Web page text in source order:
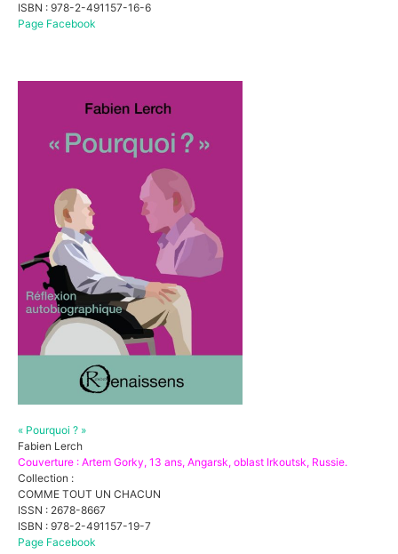
ISBN : 978-2-491157-16-6
Page Facebook
« Pourquoi ? »
Fabien Lerch
Couverture : Artem Gorky, 13 ans, Angarsk, oblast Irkoutsk, Russie.
Collection :
COMME TOUT UN CHACUN
ISSN : 2678-8667
ISBN : 978-2-491157-19-7
Page Facebook